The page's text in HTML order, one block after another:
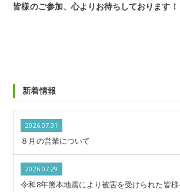
皆様のご参加、心よりお待ちしております！
新着情報
2026.07.31
８月の営業について
2026.07.29
令和8年熊本地震により被害を受けられた皆